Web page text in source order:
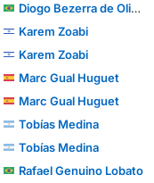
Diogo Bezerra de Oliveira
Karem Zoabi
Karem Zoabi
Marc Gual Huguet
Marc Gual Huguet
Tobías Medina
Tobías Medina
Rafael Genuino Lobato